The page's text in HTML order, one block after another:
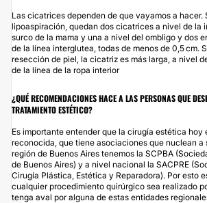
Las cicatrices dependen de que vayamos a hacer.
lipoaspiración, quedan dos cicatrices a nivel de la
surco de la mama y una a nivel del ombligo y dos
de la línea interglutea, todas de menos de 0,5 cm.
resección de piel, la cicatriz es más larga, a nivel
de la línea de la ropa interior
¿QUÉ RECOMENDACIONES HACE A LAS PERSONAS QUE
TRATAMIENTO ESTÉTICO?
Es importante entender que la cirugía estética hoy
reconocida, que tiene asociaciones que nuclean a
región de Buenos Aires tenemos la SCPBA
de Buenos Aires) y a nivel nacional la SACPRE
Cirugía Plástica, Estética y Reparadora). Por esto
cualquier procedimiento quirúrgico sea realizado
tenga aval por alguna de estas entidades